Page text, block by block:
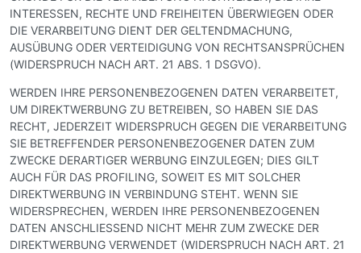
INTERESSEN, RECHTE UND FREIHEITEN ÜBERWIEGEN ODER
DIE VERARBEITUNG DIENT DER GELTENDMACHUNG,
AUSÜBUNG ODER VERTEIDIGUNG VON RECHTSANSPRÜCHEN
(WIDERSPRUCH NACH ART. 21 ABS. 1 DSGVO).
WERDEN IHRE PERSONENBEZOGENEN DATEN VERARBEITET,
UM DIREKTWERBUNG ZU BETREIBEN, SO HABEN SIE DAS
RECHT, JEDERZEIT WIDERSPRUCH GEGEN DIE VERARBEITUNG
SIE BETREFFENDER PERSONENBEZOGENER DATEN ZUM
ZWECKE DERARTIGER WERBUNG EINZULEGEN; DIES GILT
AUCH FÜR DAS PROFILING, SOWEIT ES MIT SOLCHER
DIREKTWERBUNG IN VERBINDUNG STEHT. WENN SIE
WIDERSPRECHEN, WERDEN IHRE PERSONENBEZOGENEN
DATEN ANSCHLIESSEND NICHT MEHR ZUM ZWECKE DER
DIREKTWERBUNG VERWENDET (WIDERSPRUCH NACH ART. 21